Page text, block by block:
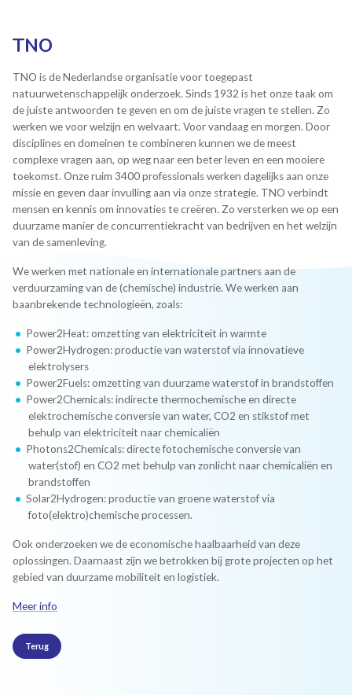
TNO
TNO is de Nederlandse organisatie voor toegepast
natuurwetenschappelijk onderzoek. Sinds 1932 is het onze taak om
de juiste antwoorden te geven en om de juiste vragen te stellen. Zo
werken we voor welzijn en welvaart. Voor vandaag en morgen. Door
disciplines en domeinen te combineren kunnen we de meest
complexe vragen aan, op weg naar een beter leven en een mooiere
toekomst. Onze ruim 3400 professionals werken dagelijks aan onze
missie en geven daar invulling aan via onze strategie. TNO verbindt
mensen en kennis om innovaties te creëren. Zo versterken we op een
duurzame manier de concurrentiekracht van bedrijven en het welzijn
van de samenleving.
We werken met nationale en internationale partners aan de
verduurzaming van de (chemische) industrie. We werken aan
baanbrekende technologieën, zoals:
Power2Heat: omzetting van elektriciteit in warmte
Power2Hydrogen: productie van waterstof via innovatieve
elektrolysers
Power2Fuels: omzetting van duurzame waterstof in brandstoffen
Power2Chemicals: indirecte thermochemische en directe
elektrochemische conversie van water, CO2 en stikstof met
behulp van elektriciteit naar chemicaliën
Photons2Chemicals: directe fotochemische conversie van
water(stof) en CO2 met behulp van zonlicht naar chemicaliën en
brandstoffen
Solar2Hydrogen: productie van groene waterstof via
foto(elektro)chemische processen.
Ook onderzoeken we de economische haalbaarheid van deze
oplossingen. Daarnaast zijn we betrokken bij grote projecten op het
gebied van duurzame mobiliteit en logistiek.
Meer info
Terug